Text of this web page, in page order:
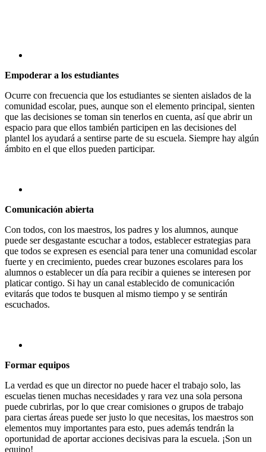
Empoderar a los estudiantes
Ocurre con frecuencia que los estudiantes se sienten aislados de la
comunidad escolar, pues, aunque son el elemento principal, sienten
que las decisiones se toman sin tenerlos en cuenta, así que abrir un
espacio para que ellos también participen en las decisiones del
plantel los ayudará a sentirse parte de su escuela. Siempre hay algún
ámbito en el que ellos pueden participar.
Comunicación abierta
Con todos, con los maestros, los padres y los alumnos, aunque
puede ser desgastante escuchar a todos, establecer estrategias para
que todos se expresen es esencial para tener una comunidad escolar
fuerte y en crecimiento, puedes crear buzones escolares para los
alumnos o establecer un día para recibir a quienes se interesen por
platicar contigo. Si hay un canal establecido de comunicación
evitarás que todos te busquen al mismo tiempo y se sentirán
escuchados.
Formar equipos
La verdad es que un director no puede hacer el trabajo solo, las
escuelas tienen muchas necesidades y rara vez una sola persona
puede cubrirlas, por lo que crear comisiones o grupos de trabajo
para ciertas áreas puede ser justo lo que necesitas, los maestros son
elementos muy importantes para esto, pues además tendrán la
oportunidad de aportar acciones decisivas para la escuela. ¡Son un
equipo!